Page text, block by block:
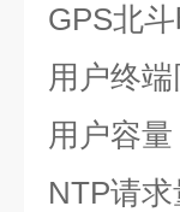
GPS北
用户终端
用户容量
NTP请求